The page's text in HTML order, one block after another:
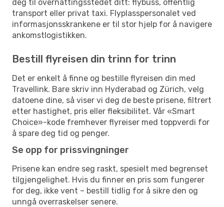
deg til overnattingsstedet ditt: flybuss, offentlig
transport eller privat taxi. Flyplasspersonalet ved
informasjonsskrankene er til stor hjelp for å navigere
ankomstlogistikken.
Bestill flyreisen din trinn for trinn
Det er enkelt å finne og bestille flyreisen din med
Travellink. Bare skriv inn Hyderabad og Zürich, velg
datoene dine, så viser vi deg de beste prisene, filtrert
etter hastighet, pris eller fleksibilitet. Vår «Smart
Choice»-kode fremhever flyreiser med toppverdi for
å spare deg tid og penger.
Se opp for prissvingninger
Prisene kan endre seg raskt, spesielt med begrenset
tilgjengelighet. Hvis du finner en pris som fungerer
for deg, ikke vent – bestill tidlig for å sikre den og
unngå overraskelser senere.